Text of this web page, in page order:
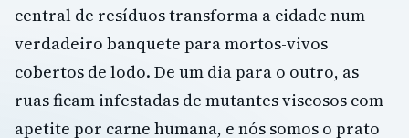
central de resíduos transforma a cidade num
verdadeiro banquete para mortos-vivos
cobertos de lodo. De um dia para o outro, as
ruas ficam infestadas de mutantes viscosos com
apetite por carne humana, e nós somos o prato